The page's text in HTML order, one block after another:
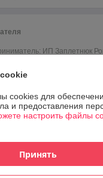
ИП Заплетнюк
193992498
горисполком
cookies для
и предоставления
настроить файлы
Принять